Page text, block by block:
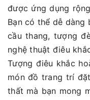
được ứng dụng
Bạn có thể dễ dàng
cầu thang, tượng
nghệ thuật điêu
Tượng điêu khắc
món đồ trang trí
thất mà bạn mong